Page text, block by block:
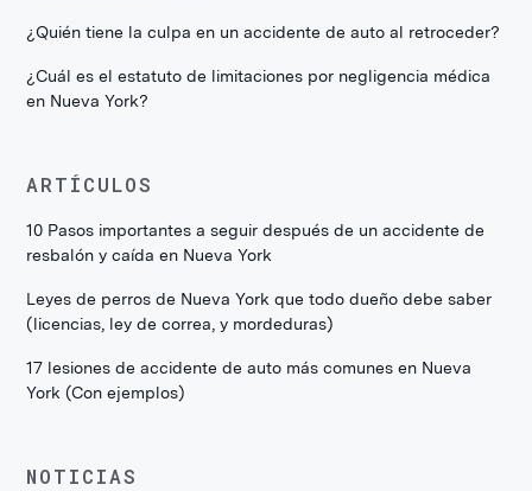
¿Quién tiene la culpa en un accidente de auto al retroceder?
¿Cuál es el estatuto de limitaciones por negligencia médica
en Nueva York?
ARTÍCULOS
10 Pasos importantes a seguir después de un accidente de
resbalón y caída en Nueva York
Leyes de perros de Nueva York que todo dueño debe saber
(licencias, ley de correa, y mordeduras)
17 lesiones de accidente de auto más comunes en Nueva
York (Con ejemplos)
NOTICIAS